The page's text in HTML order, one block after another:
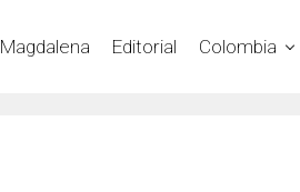
Magdalena Editorial Colombia